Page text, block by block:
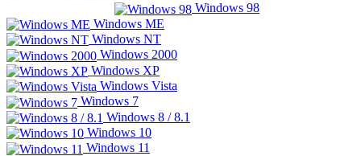
Windows 98
Windows ME
Windows NT
Windows 2000
Windows XP
Windows Vista
Windows 7
Windows 8 / 8.1
Windows 10
Windows 11